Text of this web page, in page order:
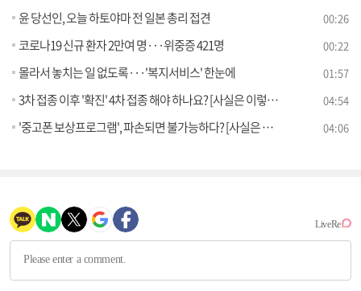
윤 당선인, 오늘 하토야마 전 일본 총리 접견 00:26
코로나19 신규 환자 2만여 명···위중증 421명 00:22
몰라서 놓치는 일 없도록···'복지서비스' 한눈에 01:57
3차 접종 이후 '확진' 4차 접종 해야 하나요? [사실은 이렇습니다] 04:54
'중고폰 보상프로그램', 파손되면 불가능하다? [사실은 이렇습니다] 04:06